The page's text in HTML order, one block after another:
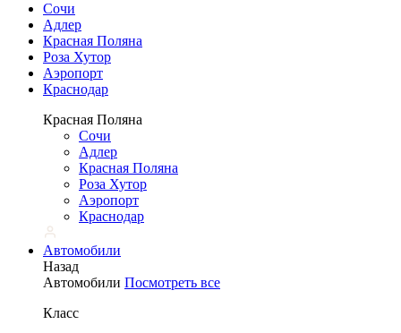
Сочи
Адлер
Красная Поляна
Роза Хутор
Аэропорт
Краснодар
Красная Поляна
Сочи
Адлер
Красная Поляна
Роза Хутор
Аэропорт
Краснодар
Автомобили
Назад
Автомобили Посмотреть все
Класс